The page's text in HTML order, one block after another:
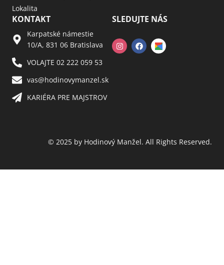
Lokalita
KONTAKT
Karpatské námestie
10/A, 831 06 Bratislava
VOLAJTE 02 222 059 53​
vas@hodinovymanzel.sk​
KARIÉRA PRE MAJSTROV​
SLEDUJTE NÁS
© 2025 by Hodinový Manžel. All Rights Reserved.